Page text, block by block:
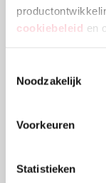
cookiebeleid en
Noodzakelijk
Voorkeuren
Statistieken
Deze
verschillende
Lees meer